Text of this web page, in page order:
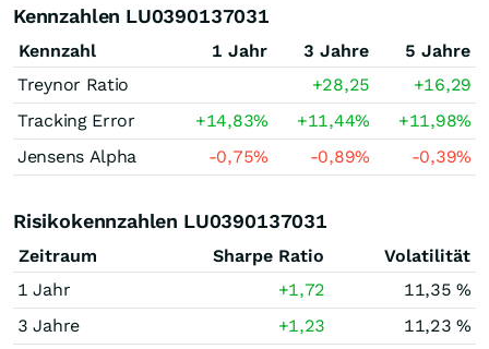
Kennzahlen LU0390137031
Kennzahl 1 Jahr 3 Jahre
5 Jahre
Treynor Ratio
+28,25
+16,29
Tracking Error
+14,83% +11,44% +11,98%
Jensens Alpha
-0,75% -0,89% -0,39%
Risikokennzahlen LU0390137031
Zeitraum Sharpe Ratio
Volatilität
1 Jahr
+1,72
11,35 %
3 Jahre
+1,23
11,23 %